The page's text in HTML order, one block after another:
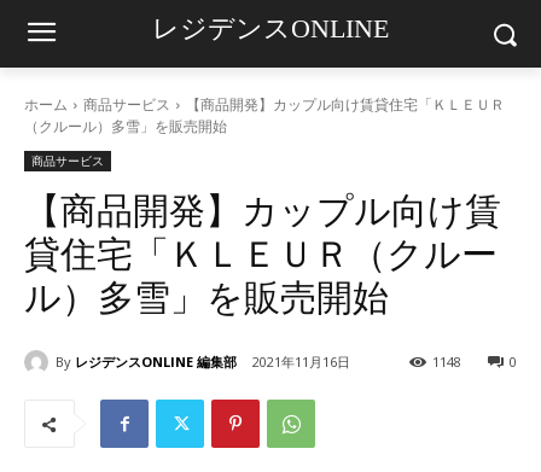
レジデンスONLINE
ホーム 商品サービス
【商品開発】カップル向け賃貸住宅「ＫＬＥＵＲ
（クルール）多雪」を販売開始
商品サービス
【商品開発】カップル向け賃
貸住宅「ＫＬＥＵＲ（クルー
ル）多雪」を販売開始
By レジデンスONLINE 編集部 2021年11月16日 0
1148